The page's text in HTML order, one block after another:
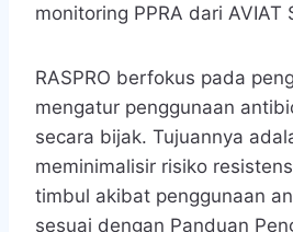
monitoring PPRA dari AVIAT
RASPRO berfokus pada
mengatur penggunaan
secara bijak. Tujuannya
meminimalisir risiko
timbul akibat penggunaan
sesuai dengan Panduan